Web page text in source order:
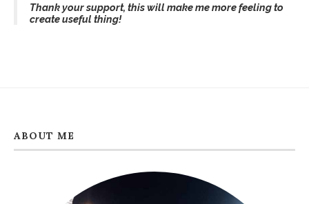
Thank your support, this will make me more feeling to
create useful thing!
ABOUT ME